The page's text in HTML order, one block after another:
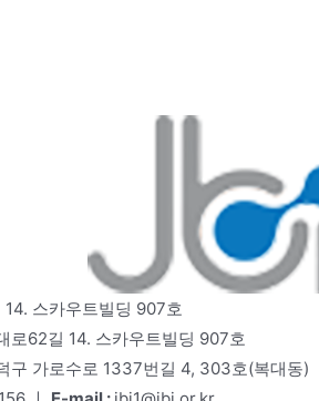
스카우트빌딩 907호
로62길 14. 스카우트빌딩 907호
구 가로수로 1337번길 4, 303호(복대동)